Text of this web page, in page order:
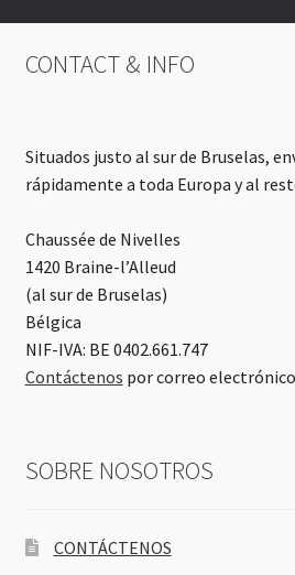
CONTACT & INFO
Situados justo al sur de Bruselas,
rápidamente a toda Europa y al
Chaussée de Nivelles
1420 Braine-l’Alleud
(al sur de Bruselas)
Bélgica
NIF-IVA: BE 0402.661.747
Contáctenos por correo electrónico
SOBRE NOSOTROS
CONTÁCTENOS